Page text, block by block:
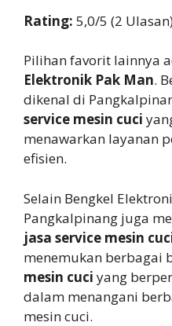
Rating: 5,0/5 (2
Pilihan favorit lainnya
Elektronik Pak Man.
dikenal di
service mesin cuci
menawarkan layanan
efisien.
Selain Bengkel
Pangkalpinang juga
jasa service mesin
menemukan berbagai
mesin cuci yang
dalam menangani
mesin cuci.